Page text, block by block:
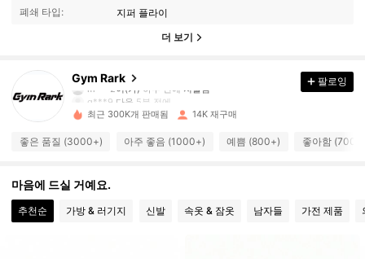
폐쇄 타입:
지퍼 플라이
더 보기
Gym Rark
4.74
m***2이(가)
g***9
다음5분 전에
4.74 5.2K 팔로워
팔로잉
최근 300K개 판매됨 14K 재구매
좋은 품질 (3000+) 아주 좋음 (1000+) 예쁨 (800+) 좋아함 (700+)
마음에 드실 거예요.
추천순 가방 & 러기지 신발 속옷 & 잠옷 남자들 가전 제품